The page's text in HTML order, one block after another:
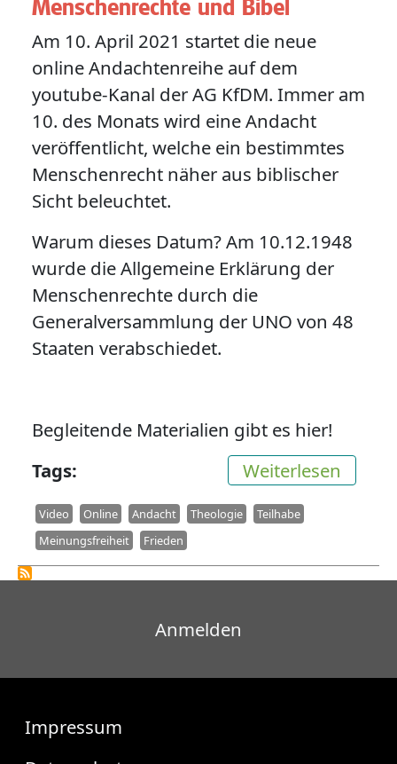
Am 10. April 2021 startet die neue
online Andachtenreihe auf dem
youtube-Kanal der AG KfDM. Immer am
10. des Monats wird eine Andacht
veröffentlicht, welche ein bestimmtes
Menschenrecht näher aus biblischer
Sicht beleuchtet.
Warum dieses Datum? Am 10.12.1948
wurde die Allgemeine Erklärung der
Menschenrechte durch die
Generalversammlung der UNO von 48
Staaten verabschiedet.
Begleitende Materialien gibt es hier!
Weiterlesen
Tags
Video Online Andacht Theologie
Teilhabe
Meinungsfreiheit
Frieden
Benutzermenü
Anmelden
Fußzeile
Impressum